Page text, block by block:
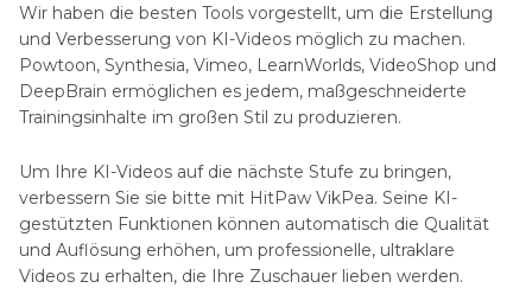
Wir haben die besten Tools vorgestellt, um die Erstellung
und Verbesserung von KI-Videos möglich zu machen.
Powtoon, Synthesia, Vimeo, LearnWorlds, VideoShop und
DeepBrain ermöglichen es jedem, maßgeschneiderte
Trainingsinhalte im großen Stil zu produzieren.
Um Ihre KI-Videos auf die nächste Stufe zu bringen,
verbessern Sie sie bitte mit HitPaw VikPea. Seine KI-
gestützten Funktionen können automatisch die Qualität
und Auflösung erhöhen, um professionelle, ultraklare
Videos zu erhalten, die Ihre Zuschauer lieben werden.